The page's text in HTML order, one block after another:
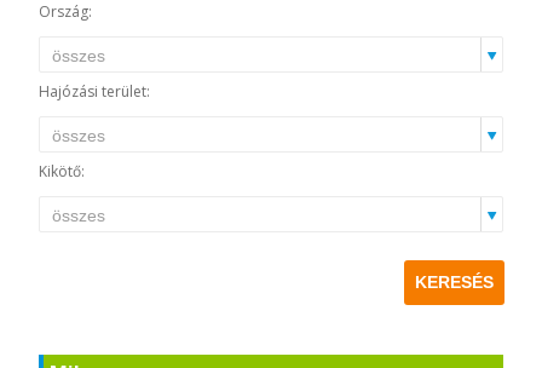
Ország:
Hajózási terület:
Kikötő: